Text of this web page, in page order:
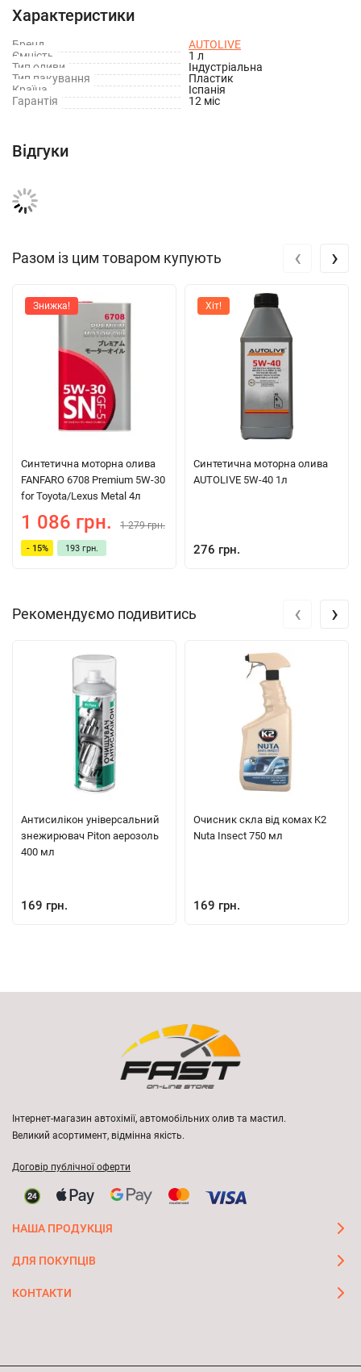
Характеристики
Бренд
AUTOLIVE
Ємність
1 л
Тип оливи
Індустріальна
Тип пакування
Пластик
Країна
Іспанія
Гарантія
12 міс
Відгуки
Разом із цим товаром купують
Знижка!
Синтетична моторна олива
FANFARO 6708 Premium 5W-30
for Toyota/Lexus Metal 4л
1 086 грн. 1 279 грн.
- 15% 193 грн.
Хіт!
Синтетична моторна олива
AUTOLIVE 5W-40 1л
276 грн.
‹ ›
Рекомендуємо подивитись
Антисилікон універсальний
знежирювач Piton аерозоль
400 мл
169 грн.
Очисник скла від комах K2
Nuta Insect 750 мл
169 грн.
‹ ›
Інтернет-магазин автохімії, автомобільних олив та мастил.
Великий асортимент, відмінна якість.
Договір публічної оферти
НАША ПРОДУКЦІЯ
ДЛЯ ПОКУПЦІВ
КОНТАКТИ